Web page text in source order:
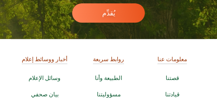
يُقدِّم
معلومات عنا
قصتنا
قيادتنا
روابط سريعة
الطبيعة وأنا
مسؤوليتنا
أخبار ووسائط إعلام
وسائل الإعلام
بيان صحفي